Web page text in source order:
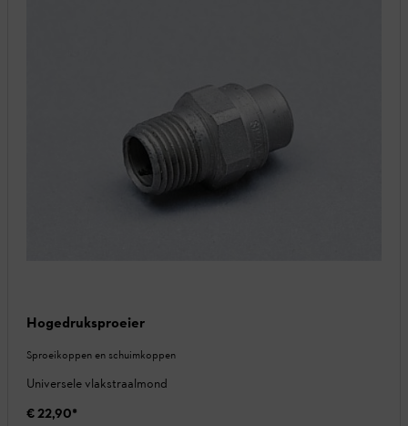
Hogedruksproeier
Sproeikoppen en schuimkoppen
Universele vlakstraalmond
€ 22,90*